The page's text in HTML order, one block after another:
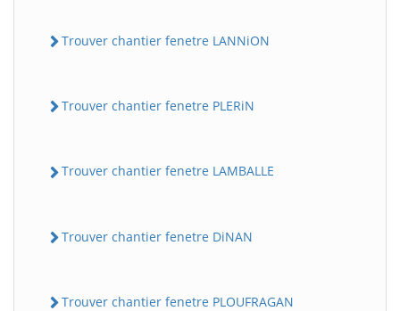
Trouver chantier fenetre LANNiON
Trouver chantier fenetre PLERiN
Trouver chantier fenetre LAMBALLE
Trouver chantier fenetre DiNAN
Trouver chantier fenetre PLOUFRAGAN